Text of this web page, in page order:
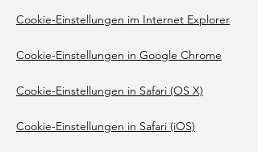
Cookie-Einstellungen im Internet Explorer
Cookie-Einstellungen in Google Chrome
Cookie-Einstellungen in Safari (OS X)
Cookie-Einstellungen in Safari (iOS)